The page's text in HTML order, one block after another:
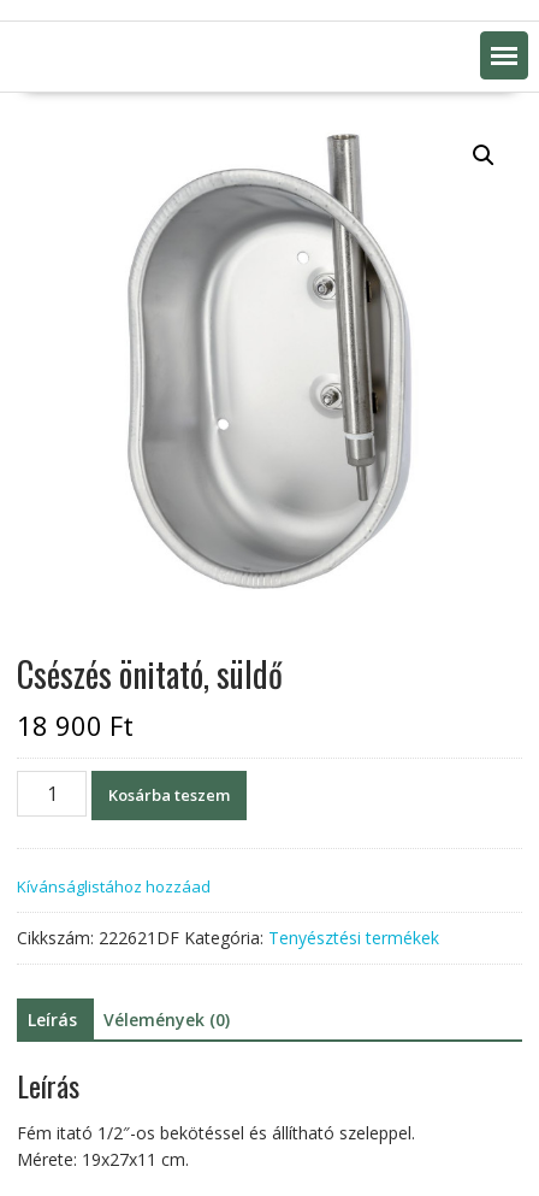
Csészés önitató, süldő
18 900 Ft
Csészés
önitató,
Kosárba teszem
Kívánságlistához hozzáad
Cikkszám: 222621DF Kategória: Tenyésztési termékek
Leírás Vélemények (0)
Leírás
Fém itató 1/2″-os bekötéssel és állítható szeleppel.
Mérete: 19x27x11 cm.